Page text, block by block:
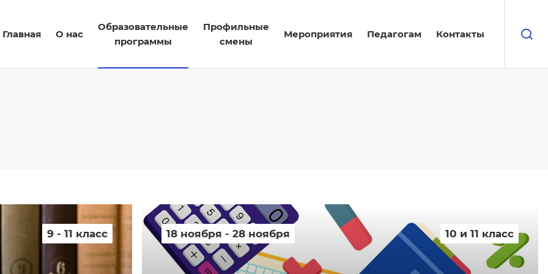
Главная О нас
Образовательные
программы
Профильные
смены
Мероприятия Педагогам Контакты
9 - 11 класс 18 ноября - 28 ноября 10 и 11 класс